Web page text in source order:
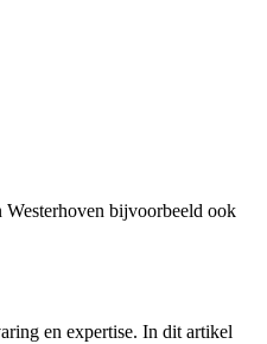
bijvoorbeeld ook
en expertise. In dit artikel